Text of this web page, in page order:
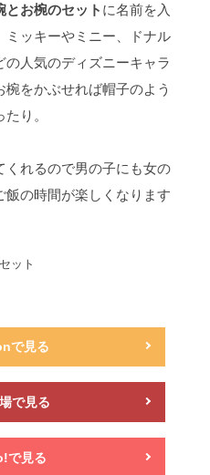
とお椀のセット に名前を入
ミッキーやミニー、ドナル
の人気のディズニーキャラ
をかぶせれば帽子のよう
り。
くれるので男の子にも女の
の時間が楽しくなります
ット
で見る
で見る
で見る